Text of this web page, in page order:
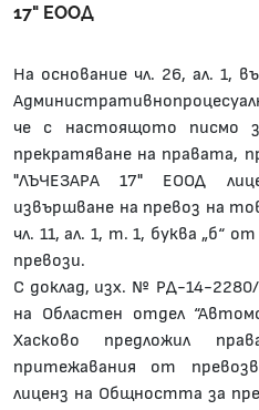
17" ЕООД
На основание чл. 26, ал. 1,
че с настоящото писмо
прекратяване на правата,
"ЛЪЧЕЗАРА 17" ЕООД
извършване на превоз на
чл. 11, aл. 1, т. 1, буква „б“
превози.
С доклад, изх. № РД-14-2280/
на Областен отдел
Хасково предложил
притежавания от
лиценз на Общността за